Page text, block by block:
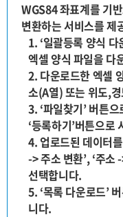
WGS84 좌표계를 기
변환하는 서비스를 제
1. ‘일괄등록 양식
엑셀 양식 파일을 다
2. 다운로드한 엑셀
소(A열) 또는 위도,
3. ‘파일찾기’ 버튼
‘등록하기’버튼으로
4. 업로드된 데이터
-> 주소 변환’, ‘주소
선택합니다.
5. ‘목록 다운로드’
니다.